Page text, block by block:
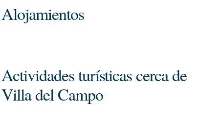
Alojamientos
Actividades turísticas cerca de
Villa del Campo